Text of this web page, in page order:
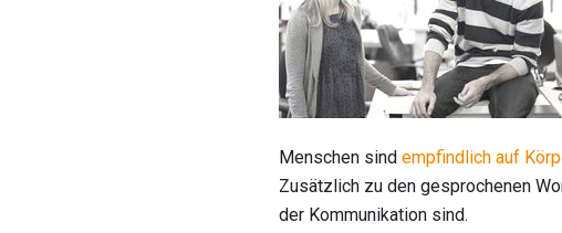
Menschen sind empfindlich auf
Zusätzlich zu den gesprochenen
der Kommunikation sind.